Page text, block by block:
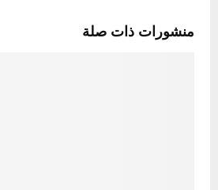
منشورات ذات صلة